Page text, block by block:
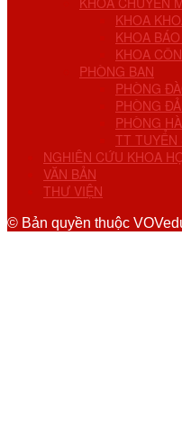
KHOA
KHOA
KHOA
PHÒNG BAN
PHÒNG
PHÒNG
PHÒNG
TT TUYỂN
NGHIÊN CỨU KHOA
VĂN BẢN
THƯ VIỆN
© Bản quyền thuộc